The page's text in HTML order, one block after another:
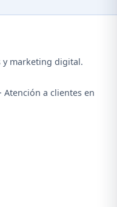
marketing digital.
Atención a clientes en